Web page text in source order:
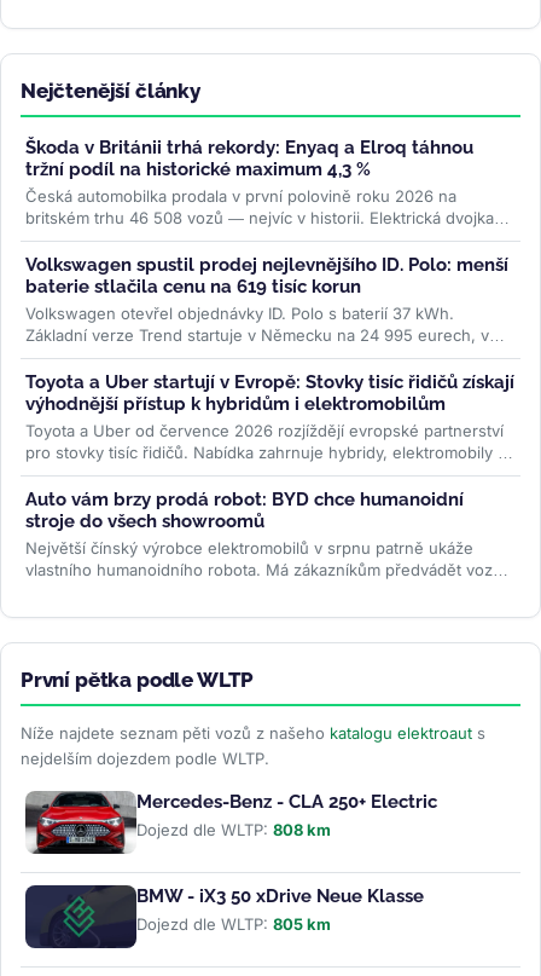
Nejčtenější články
Škoda v Británii trhá rekordy: Enyaq a Elroq táhnou
tržní podíl na historické maximum 4,3 %
Česká automobilka prodala v první polovině roku 2026 na
britském trhu 46 508 vozů — nejvíc v historii. Elektrická dvojka
Enyaq a Elroq...>>
Volkswagen spustil prodej nejlevnějšího ID. Polo: menší
baterie stlačila cenu na 619 tisíc korun
Volkswagen otevřel objednávky ID. Polo s baterií 37 kWh.
Základní verze Trend startuje v Německu na 24 995 eurech, v
Česku na 619 000 Kč....>>
Toyota a Uber startují v Evropě: Stovky tisíc řidičů získají
výhodnější přístup k hybridům i elektromobilům
Toyota a Uber od července 2026 rozjíždějí evropské partnerství
pro stovky tisíc řidičů. Nabídka zahrnuje hybridy, elektromobily i
ojetiny...>>
Auto vám brzy prodá robot: BYD chce humanoidní
stroje do všech showroomů
Největší čínský výrobce elektromobilů v srpnu patrně ukáže
vlastního humanoidního robota. Má zákazníkům předvádět vozy,
První pětka podle WLTP
Níže najdete seznam pěti vozů z našeho katalogu elektroaut s
nejdelším dojezdem podle WLTP.
Mercedes-Benz - CLA 250+ Electric
Dojezd dle WLTP: 808 km
BMW - iX3 50 xDrive Neue Klasse
Dojezd dle WLTP: 805 km